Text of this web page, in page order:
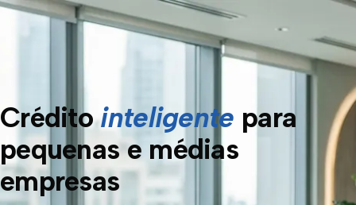
Créditointeligente para
pequenas e médias
empresas